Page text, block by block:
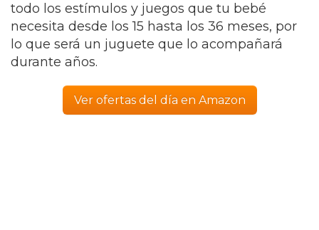
todo los estímulos y juegos que tu bebé
necesita desde los 15 hasta los 36 meses, por
lo que será un juguete que lo acompañará
durante años.
Ver ofertas del día en Amazon